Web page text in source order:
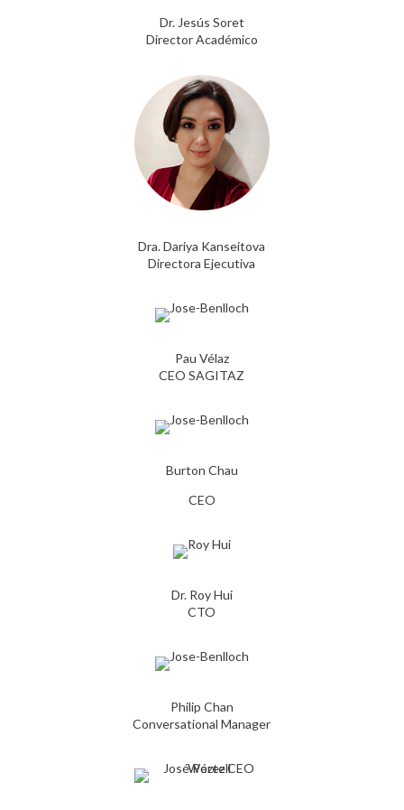
Dr. Jesús Soret
Director Académico
Dra. Dariya Kanseitova
Directora Ejecutiva
Pau Vélaz
CEO SAGITAZ
Burton Chau
CEO
Dr. Roy Hui
CTO
Philip Chan
Conversational Manager